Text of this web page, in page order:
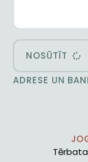
NOSŪTĪT
ADRESE UN